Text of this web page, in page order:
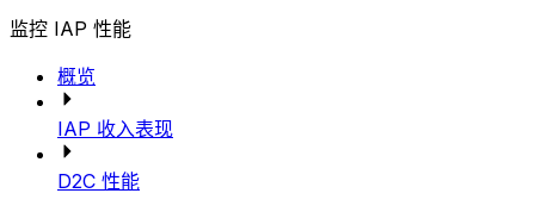
监控 IAP 性能
概览
IAP 收入表现
D2C 性能